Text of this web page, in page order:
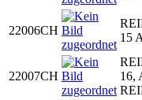
22006CH
15
22007CH
16,